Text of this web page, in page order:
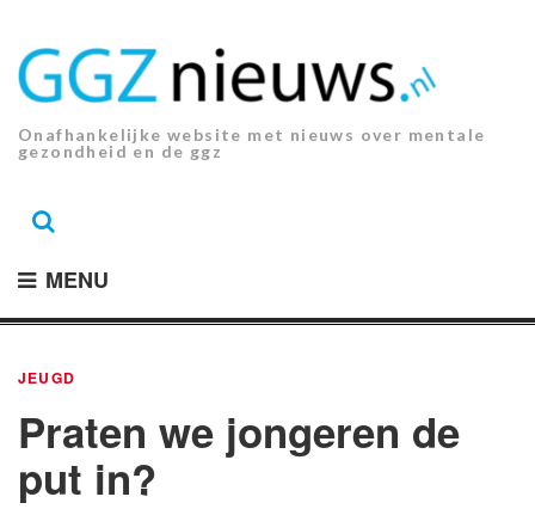
inhoud.
Onafhankelijke website met nieuws over mentale
gezondheid en de ggz
MENU
JEUGD
Praten we jongeren de
put in?